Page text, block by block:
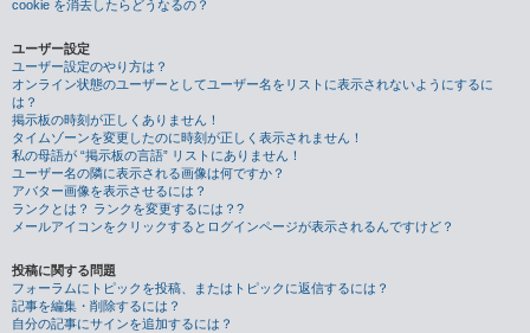
cookie を消去したらどうなるの？
ユーザー設定
ユーザー設定のやり方は？
オンライン状態のユーザーとしてユーザー名をリストに表示されないようにするに
は？
掲示板の時刻が正しくありません！
タイムゾーンを変更したのに時刻が正しく表示されません！
私の母語が “掲示板の言語” リストにありません！
ユーザー名の隣に表示される画像は何ですか？
アバター画像を表示させるには？
ランクとは？ ランクを変更するには？?
メールアイコンをクリックするとログインページが表示されるんですけど？
投稿に関する問題
フォーラムにトピックを投稿、またはトピックに返信するには？
記事を編集・削除するには？
自分の記事にサインを追加するには？